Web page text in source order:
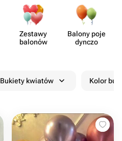
Zestawy
balonów
Balony poje​
dynczo
Bukiety kwiatów Kolor